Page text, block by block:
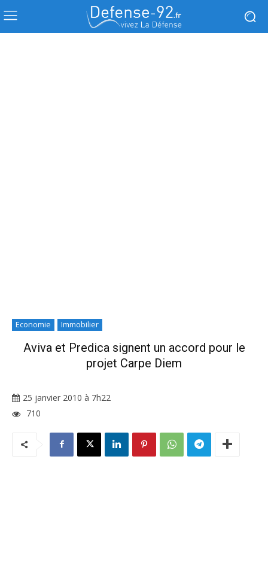
Economie Immobilier
Aviva et Predica signent un accord pour le
projet Carpe Diem
25 janvier 2010 à 7h22
710